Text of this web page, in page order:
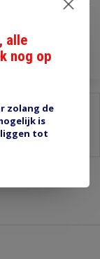
Incl. btw
alle
nog op
zolang de
is
tot